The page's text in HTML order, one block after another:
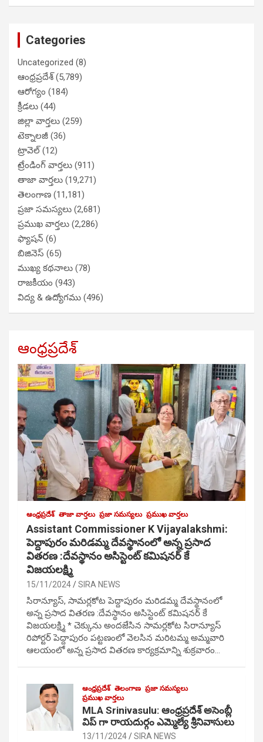
Categories
Uncategorized (8)
ఆంధ్రప్రదేశ్(5,789)
ఆరోగ్యం (184)
క్రీడలు (44)
జిల్లా వార్తలు (259)
టెక్నాలజీ (36)
ట్రావెల్(12)
ట్రేండింగ్ వార్తలు (911)
తాజా వార్తలు (19,271)
తెలంగాణ (11,181)
ప్రజా సమస్యలు (2,681)
ప్రముఖ వార్తలు (2,286)
ఫ్యాషన్ (6)
బిజినెస్ (65)
ముఖ్య కథనాలు (78)
రాజకీయం (943)
విద్య & ఉద్యోగము (496)
ఆంధ్రప్రదేశ్
ఆంధ్రప్రదేశ్ తాజా వార్తలు ప్రజా సమస్యలు ప్రముఖ వార్తలు
Assistant Commissioner K Vijayalakshmi:
పెద్దాపురం మరిడమ్మ దేవస్థానంలో అన్న ప్రసాద
వితరణ :దేవస్థానం అసిస్టెంట్ కమిషనర్ కే
విజయలక్ష్మి
15/11/2024 SIRA NEWS
సిరాన్యూస్, సామర్లకోట పెద్దాపురం మరిడమ్మ దేవస్థానంలో
అన్న ప్రసాద వితరణ :దేవస్థానం అసిస్టెంట్ కమిషనర్ కే
విజయలక్ష్మి * చెక్కును అందజేసిన సామర్లకోట సిరాన్యూస్
రిపోర్టర్ పెద్దాపురం పట్టణంలో వెలసిన మరిటమ్మ అమ్మవారి
ఆలయంలో అన్న ప్రసాద వితరణ కార్యక్రమాన్ని శుక్రవారం…
ఆంధ్రప్రదేశ్ తెలంగాణ ప్రజా సమస్యలు
ప్రముఖ వార్తలు
MLA Srinivasulu: ఆంధ్రప్రదేశ్ అసెంబ్లీ
విప్ గా రాయదుర్గం ఎమ్మెల్యే శ్రీనివాసులు
13/11/2024 SIRA NEWS